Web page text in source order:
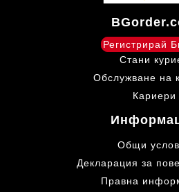
Регистрирай
Стани
Обслужване на
Кариери
Общи
Декларация за
Правна